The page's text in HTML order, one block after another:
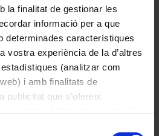
la finalitat de gestionar les
informació per a que
determinades característiques
vostra experiència de la d’altres
(analitzar com
i amb finalitats de
publicitat que s’ofereix